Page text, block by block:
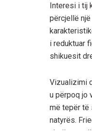
Interesi i tij
përcjellë
i reduktuar
shikuesit
Vizualizimi
u përpoq jo
më tepër të
natyrës.